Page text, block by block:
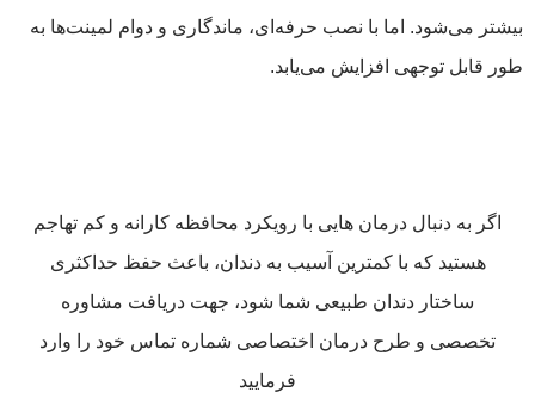
بیشتر می‌شود. اما با نصب حرفه‌ای، ماندگاری و دوام لمینت‌ها به
طور قابل توجهی افزایش می‌یابد.
اگر به دنبال درمان هایی با رویکرد محافظه کارانه و کم تهاجم
هستید که با کمترین آسیب به دندان، باعث حفظ حداکثری
ساختار دندان طبیعی شما شود، جهت دریافت مشاوره
تخصصی و طرح درمان اختصاصی شماره تماس خود را وارد
فرمایید